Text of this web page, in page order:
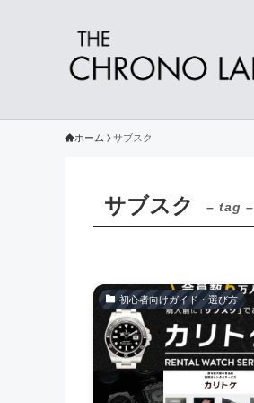
ホーム サブスク
サブスク – tag –
初心者向けガイド・選び方